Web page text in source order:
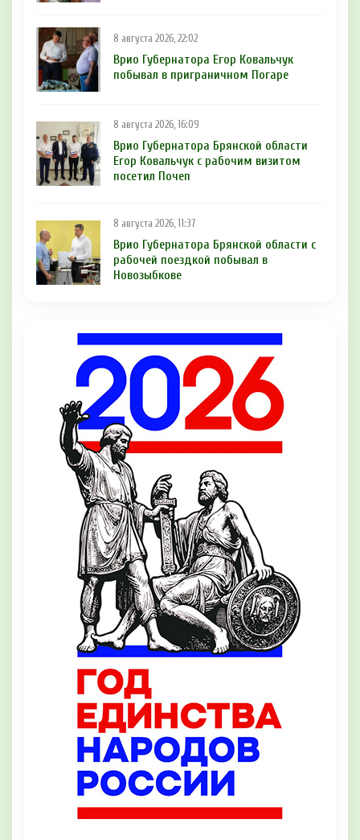
8 августа 2026, 22:02
Врио Губернатора Егор Ковальчук
побывал в приграничном Погаре
8 августа 2026, 16:09
Врио Губернатора Брянской области
Егор Ковальчук с рабочим визитом
посетил Почеп
8 августа 2026, 11:37
Врио Губернатора Брянской области с
рабочей поездкой побывал в
Новозыбкове